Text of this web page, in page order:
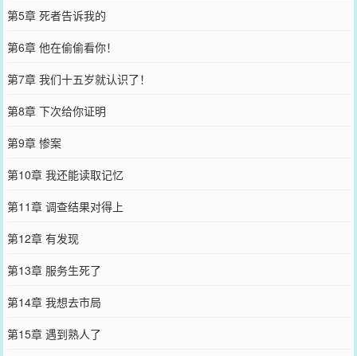
第5章 死者告诉我的
第6章 他在偷偷看你！
第7章 我们十五岁就认识了！
第8章 下次给你证明
第9章 惨案
第10章 我还能读取记忆
第11章 调查结果对得上
第12章 有发现
第13章 服务生死了
第14章 我想去市局
第15章 遇到熟人了